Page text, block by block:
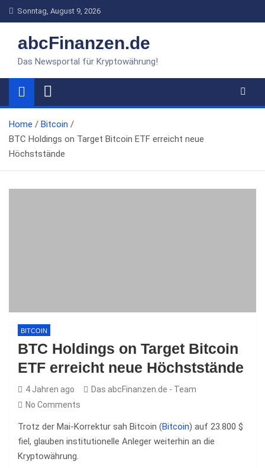
Skip
to
content
Sonntag, August 9, 2026
abcFinanzen.de
Das Newsportal für Kryptowährung!
Home
Bitcoin
BTC Holdings on Target Bitcoin ETF erreicht neue
Höchststände
BITCOIN
BTC Holdings on Target Bitcoin
ETF erreicht neue Höchststände
4 Jahren ago
Das abcFinanzen.de - Team
No Comments
Trotz der Mai-Korrektur sah Bitcoin (Bitcoin) auf 23.800 $
fiel, glauben institutionelle Anleger weiterhin an die
Kryptowährung.